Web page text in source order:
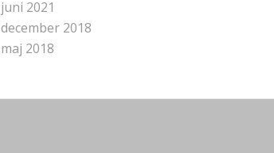
juni 2021
december 2018
maj 2018